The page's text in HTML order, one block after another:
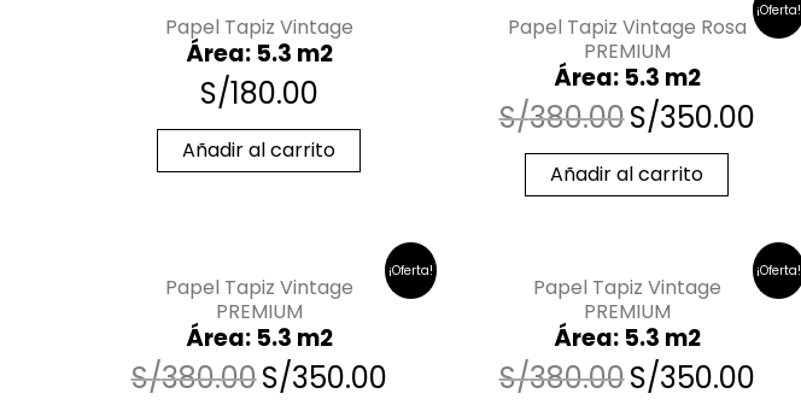
Papel Tapiz Vintage
Área: 5.3 m2
S/180.00
Añadir al carrito
¡Oferta!
Papel Tapiz Vintage Rosa
PREMIUM
Área: 5.3 m2
S/380.00S/350.00
Añadir al carrito
¡Oferta!
Papel Tapiz Vintage
PREMIUM
Área: 5.3 m2
S/380.00S/350.00
¡Oferta!
Papel Tapiz Vintage
PREMIUM
Área: 5.3 m2
S/380.00S/350.00